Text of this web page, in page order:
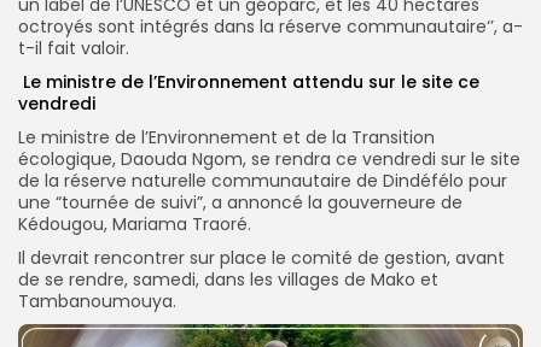
octroyés sont intégrés dans la réserve communautaire‘’, a-
t-il fait valoir.
Le ministre de l’Environnement attendu sur le site ce
vendredi
Le ministre de l’Environnement et de la Transition
écologique, Daouda Ngom, se rendra ce vendredi sur le site
de la réserve naturelle communautaire de Dindéfélo pour
une “tournée de suivi”, a annoncé la gouverneure de
Kédougou, Mariama Traoré.
Il devrait rencontrer sur place le comité de gestion, avant
de se rendre, samedi, dans les villages de Mako et
Tambanoumouya.